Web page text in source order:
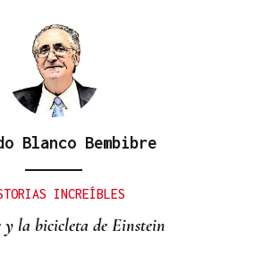
Blanco Bembibre
INCREÍBLES
y la bicicleta de Einstein